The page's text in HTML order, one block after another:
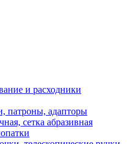
и расходники
патроны, адапторы
сетка абразивная